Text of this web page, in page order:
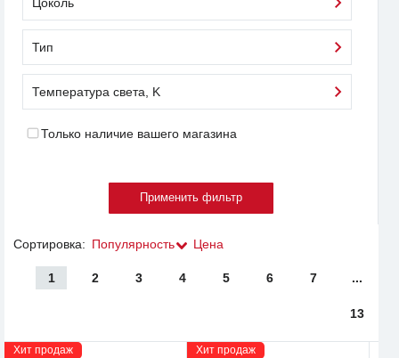
Тип
Температура света, K
Только наличие вашего магазина
Сортировка: Популярность Цена
1 2 3 4 5 6 7 ...
13
Хит продаж Хит продаж